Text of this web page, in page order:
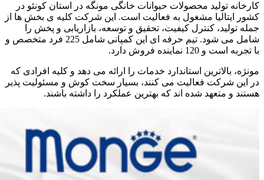
کارخانه تولید محصولات حیوانات خانگی مونگه در استان کونئو در
کشور ایتالیا مشغول به فعالیت است. این شرکت کلیه ی بخش ها از
جمله تولید، کنترل کیفیت، تحقیق و توسعه، بازاریابی و پخش را
شامل می شود. تیم حرفه ای این کمپانی شامل 225 فرد متخصص و
با تجربه است و 120 نماینده فروش دارد.
مونژه، بالاترین استاندارد خدمات را ارائه می دهد و کلیه افرادی که
در این شرکت فعالیت می کنند، بسیار سخت کوش و مسئولیت پذیر
هستند و متعهد شده اند که بهترین عملکرد را داشته باشند.